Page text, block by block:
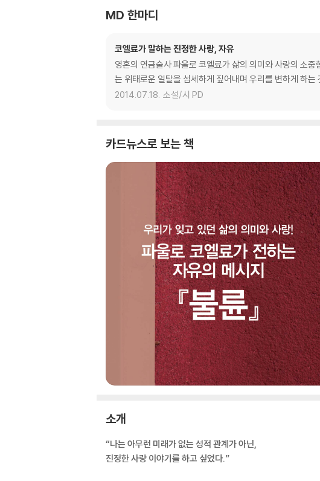
MD 한마디
코엘료가 말하는 진정한 사랑, 자유
영혼의 연금술사 파울로 코엘료가 삶의 의미와 사랑의 소
는 위태로운 일탈을 섬세하게 짚어내며 우리를 변하게 하
2014.07.18. 소설/시 PD
카드뉴스로 보는 책
소개
“나는 아무런 미래가 없는 성적 관계가 아닌,
진정한 사랑 이야기를 하고 싶었다.”